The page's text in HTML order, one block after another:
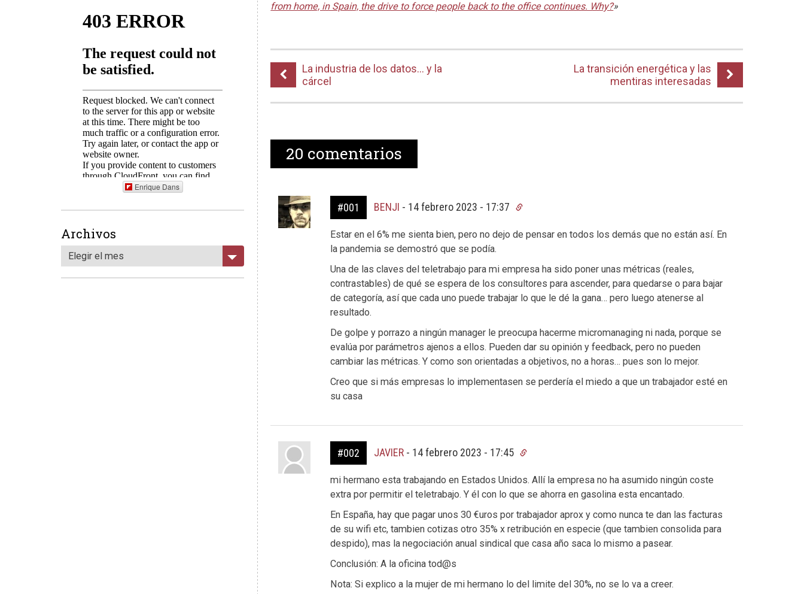
from home, in Spain, the drive to force people back to the office continues. Why?»
La industria de los datos… y la
cárcel
La transición energética y las
mentiras interesadas
20 comentarios
#001 BENJI - 14 febrero 2023 - 17:37
Estar en el 6% me sienta bien, pero no dejo de pensar en todos los demás que no están así. En
la pandemia se demostró que se podía.
Una de las claves del teletrabajo para mi empresa ha sido poner unas métricas (reales,
contrastables) de qué se espera de los consultores para ascender, para quedarse o para bajar
de categoría, así que cada uno puede trabajar lo que le dé la gana… pero luego atenerse al
resultado.
De golpe y porrazo a ningún manager le preocupa hacerme micromanaging ni nada, porque se
evalúa por parámetros ajenos a ellos. Pueden dar su opinión y feedback, pero no pueden
cambiar las métricas. Y como son orientadas a objetivos, no a horas… pues son lo mejor.
Creo que si más empresas lo implementasen se perdería el miedo a que un trabajador esté en
su casa
#002 JAVIER- 14 febrero 2023 - 17:45
mi hermano esta trabajando en Estados Unidos. Allí la empresa no ha asumido ningún coste
extra por permitir el teletrabajo. Y él con lo que se ahorra en gasolina esta encantado.
En España, hay que pagar unos 30 €uros por trabajador aprox y como nunca te dan las facturas
de su wifi etc, tambien cotizas otro 35% x retribución en especie (que tambien consolida para
despido), mas la negociación anual sindical que casa año saca lo mismo a pasear.
Conclusión: A la oficina tod@s
Nota: Si explico a la mujer de mi hermano lo del limite del 30%, no se lo va a creer.
Enrique Dans
Archivos
Elegir el mes